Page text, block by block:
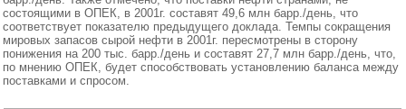
состоящими в ОПЕК, в 2001г. составят 49,6 млн барр./день, что
соответствует показателю предыдущего доклада. Темпы сокращения
мировых запасов сырой нефти в 2001г. пересмотрены в сторону
понижения на 200 тыс. барр./день и составят 27,7 млн барр./день, что,
по мнению ОПЕК, будет способствовать установлению баланса между
поставками и спросом.